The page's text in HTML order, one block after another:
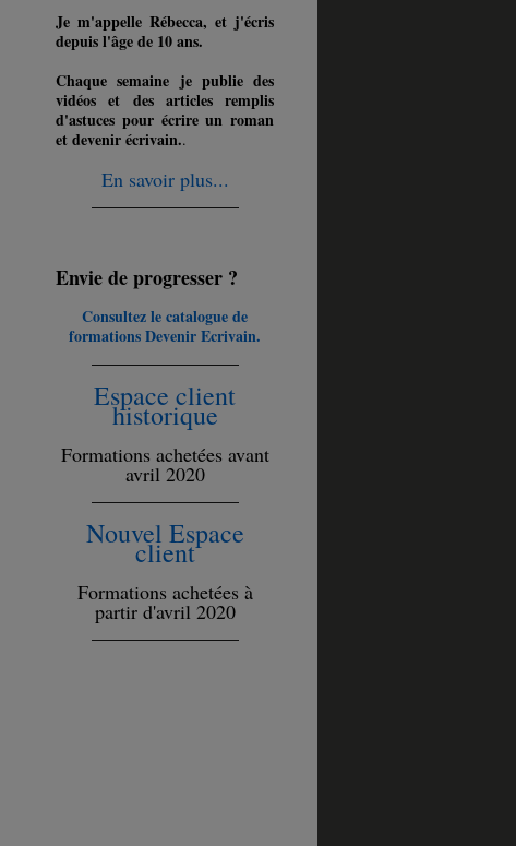
Je m'appelle Rébecca, et j'écris
depuis l'âge de 10 ans.
Chaque semaine je publie des
vidéos et des articles remplis
d'astuces pour écrire un roman
et devenir écrivain..
En savoir plus...
_______________
Envie de progresser ?
Consultez le catalogue de
formations Devenir Ecrivain.
Espace client
historique
Formations achetées avant
avril 2020
Nouvel Espace
client
Formations achetées à
partir d'avril 2020
_______________